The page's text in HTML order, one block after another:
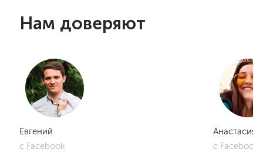
Нам доверяют
Евгений
с Facebook
Анастасия
с Facebook